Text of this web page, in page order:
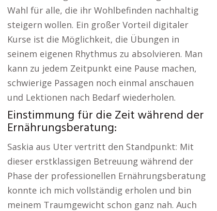
Wahl für alle, die ihr Wohlbefinden nachhaltig
steigern wollen. Ein großer Vorteil digitaler
Kurse ist die Möglichkeit, die Übungen in
seinem eigenen Rhythmus zu absolvieren. Man
kann zu jedem Zeitpunkt eine Pause machen,
schwierige Passagen noch einmal anschauen
und Lektionen nach Bedarf wiederholen.
Einstimmung für die Zeit während der
Ernährungsberatung:
Saskia aus Uter vertritt den Standpunkt: Mit
dieser erstklassigen Betreuung während der
Phase der professionellen Ernährungsberatung
konnte ich mich vollständig erholen und bin
meinem Traumgewicht schon ganz nah. Auch